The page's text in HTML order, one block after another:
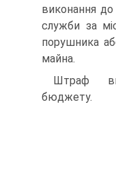
виконання до
служби за
порушника
майна.
Штраф
бюджету.